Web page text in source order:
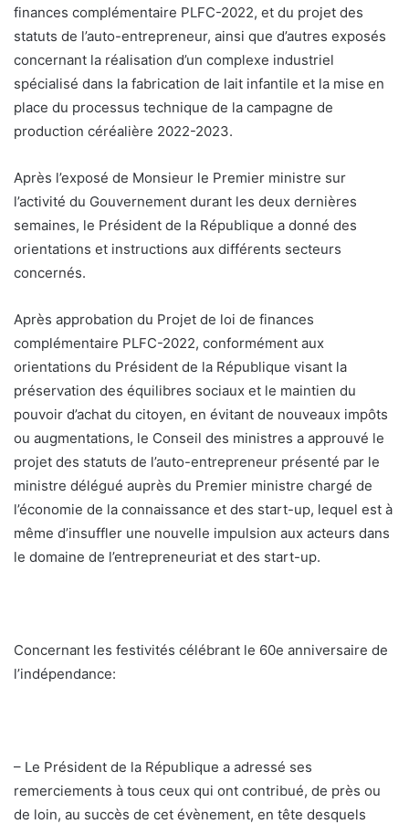
finances complémentaire PLFC-2022, et du projet des
statuts de l’auto-entrepreneur, ainsi que d’autres exposés
concernant la réalisation d’un complexe industriel
spécialisé dans la fabrication de lait infantile et la mise en
place du processus technique de la campagne de
production céréalière 2022-2023.
Après l’exposé de Monsieur le Premier ministre sur
l’activité du Gouvernement durant les deux dernières
semaines, le Président de la République a donné des
orientations et instructions aux différents secteurs
concernés.
Après approbation du Projet de loi de finances
complémentaire PLFC-2022, conformément aux
orientations du Président de la République visant la
préservation des équilibres sociaux et le maintien du
pouvoir d’achat du citoyen, en évitant de nouveaux impôts
ou augmentations, le Conseil des ministres a approuvé le
projet des statuts de l’auto-entrepreneur présenté par le
ministre délégué auprès du Premier ministre chargé de
l’économie de la connaissance et des start-up, lequel est à
même d’insuffler une nouvelle impulsion aux acteurs dans
le domaine de l’entrepreneuriat et des start-up.
Concernant les festivités célébrant le 60e anniversaire de
l’indépendance:
– Le Président de la République a adressé ses
remerciements à tous ceux qui ont contribué, de près ou
de loin, au succès de cet évènement, en tête desquels